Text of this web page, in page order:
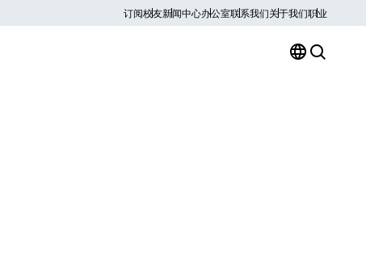
订阅校友新闻中心办公室联系我们关于我们职业